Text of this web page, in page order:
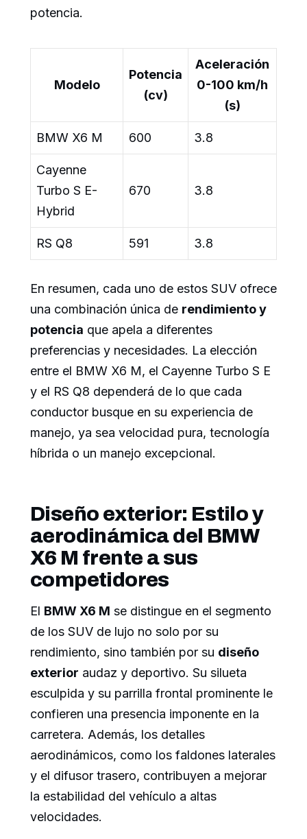
potencia.
Modelo
Potencia
(cv)
Aceleración
0-100 km/h
(s)
BMW X6 M 600 3.8
Cayenne
Turbo S E-
Hybrid
670 3.8
RS Q8 591 3.8
En resumen, cada uno de estos SUV ofrece
una combinación única de rendimiento y
potencia que apela a diferentes
preferencias y necesidades. La elección
entre el BMW X6 M, el Cayenne Turbo S E
y el RS Q8 dependerá de lo que cada
conductor busque en su experiencia de
manejo, ya sea velocidad pura, tecnología
híbrida o un manejo excepcional.
Diseño exterior: Estilo y
aerodinámica del BMW
X6 M frente a sus
competidores
El BMW X6 M se distingue en el segmento
de los SUV de lujo no solo por su
rendimiento, sino también por su diseño
exterior audaz y deportivo. Su silueta
esculpida y su parrilla frontal prominente le
confieren una presencia imponente en la
carretera. Además, los detalles
aerodinámicos, como los faldones laterales
y el difusor trasero, contribuyen a mejorar
la estabilidad del vehículo a altas
velocidades.